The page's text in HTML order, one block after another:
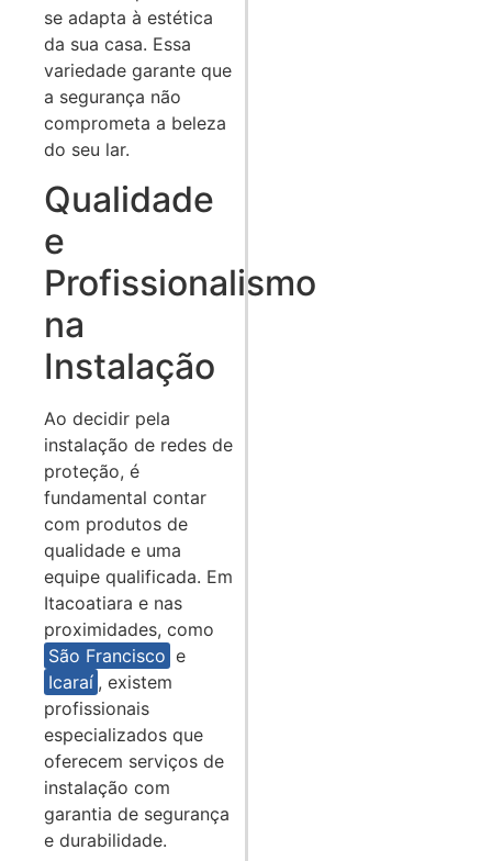
se adapta à estética
da sua casa. Essa
variedade garante que
a segurança não
comprometa a beleza
do seu lar.
Qualidade
e
Profissionalismo
na
Instalação
Ao decidir pela
instalação de redes de
proteção, é
fundamental contar
com produtos de
qualidade e uma
equipe qualificada. Em
Itacoatiara e nas
proximidades, como
São Francisco e
Icaraí , existem
profissionais
especializados que
oferecem serviços de
instalação com
garantia de segurança
e durabilidade.